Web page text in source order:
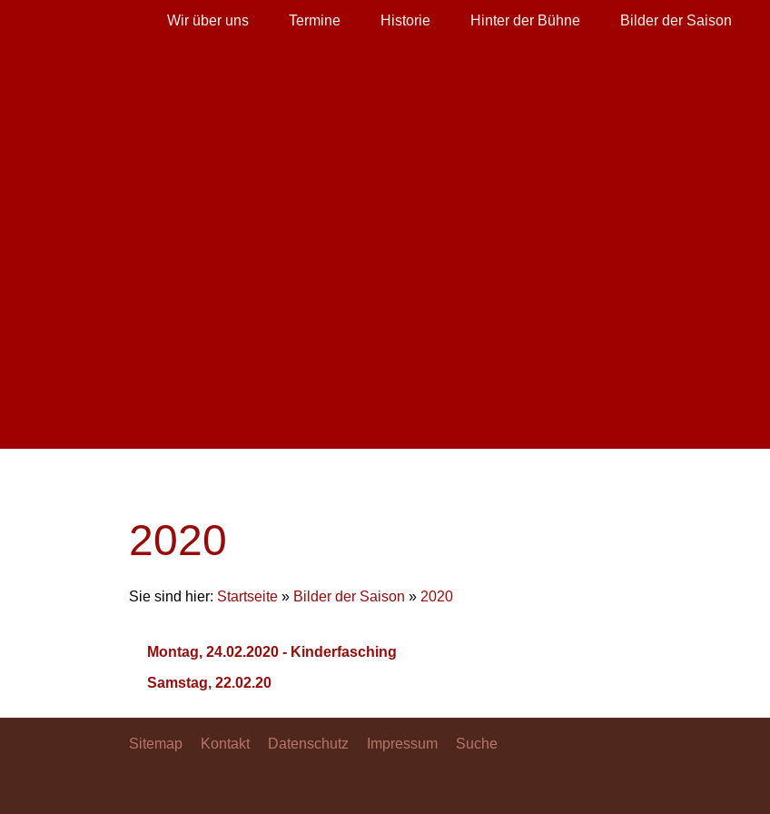
Wir über uns Termine Historie Hinter der Bühne Bilder der Saison
2020
Sie sind hier: Startseite » Bilder der Saison » 2020
Montag, 24.02.2020 - Kinderfasching
Samstag, 22.02.20
Sitemap Kontakt Datenschutz Impressum Suche